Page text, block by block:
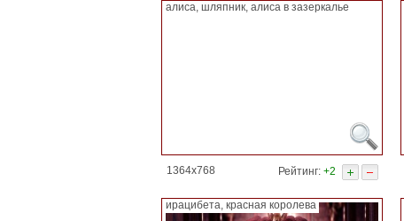
алиса, шляпник, алиса в зазеркалье
1364x768 Рейтинг: +2
ирацибета, красная королева